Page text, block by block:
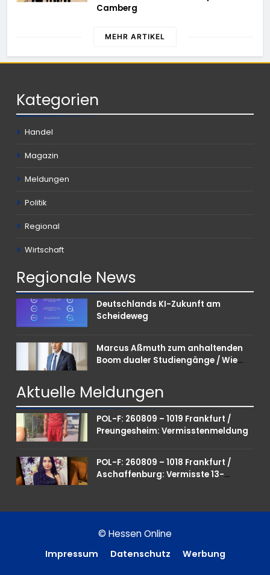
Camberg
MEHR ARTIKEL
Kategorien
Handel
Magazin
Meldungen
Politik
Regional
Wirtschaft
Regionale News
Deutschlands KI-Zukunft am
Scheideweg
Marcus Aßmuth zum anhaltenden
Boom dualer Studiengänge / Wie
punkten können
Aktuelle Meldungen
POL-F: 260809 – 1019 Frankfurt /
Preungesheim: Vermisstenmeldung
POL-F: 260809 – 1018 Frankfurt /
Aschaffenburg: Vermisste 13-
© Hessen Online
Impressum Datenschutz Werbung